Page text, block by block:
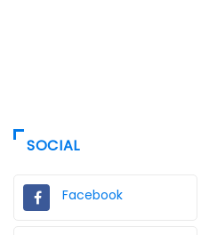
SOCIAL
Facebook